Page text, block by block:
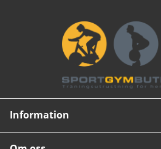
Information